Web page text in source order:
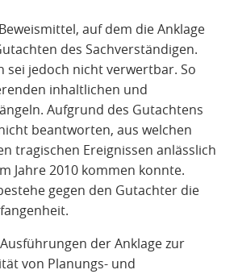
auf dem die Anklage
des Sachverständigen.
sei jedoch nicht verwertbar. So
inhaltlichen und
Aufgrund des Gutachtens
beantworten, aus welchen
tragischen Ereignissen anlässlich
Jahre 2010 kommen konnte.
gegen den Gutachter die
der Anklage zur
von Planungs- und